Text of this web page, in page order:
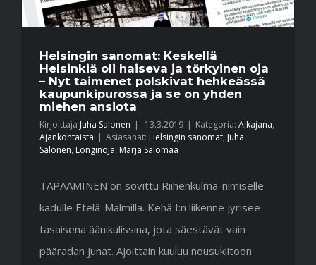
Helsingin sanomat: Keskellä
Helsinkiä oli haiseva ja törkyinen oja
– Nyt taimenet polskivat hehkeässä
kaupunkipurossa ja se on yhden
miehen ansiota
Kirjoittaja Juha Salonen | 13.3.2019 | Kategoria: Aikajana,
Ajankohtaista | Asiasanat: Helsingin sanomat, Juha
Salonen, Longinoja, Marja Salomaa
TAPAAMINEN on sovittu Riihenkulma-nimiselle
kadulle Etelä-Malmilla. Kehä I:n liikenne jyrisee
tasaisena äänikulissina, jota säestävät vain
pääradan junat. Ajoittain kuuluu nousukiitoon